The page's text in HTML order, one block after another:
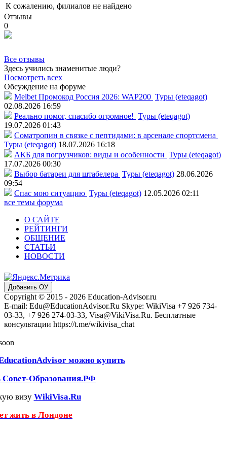
К сожалению, филиалов не найдено
Отзывы
0
Все отзывы
Здесь учились знаменитые люди?
Посмотреть всех
Обсуждение на форуме
Melbet Промокод Россия 2026: WAP200 Туры (eteqagot)
02.08.2026 16:59
Реально помог, спасибо огромное! Туры (eteqagot)
19.07.2026 01:43
Соматропин в связке с пептидами: в арсенале спортсмена
Туры (eteqagot) 18.07.2026 16:18
АКБ для погрузчиков: виды и особенности Туры (eteqagot)
17.07.2026 00:30
Выбор батареи для штабелера Туры (eteqagot) 28.06.2026
09:54
Спас мою ситуацию Туры (eteqagot) 12.05.2026 02:11
все темы форума
О САЙТЕ
РЕЙТИНГИ
ОБЩЕНИЕ
СТАТЬИ
НОВОСТИ
Добавить ОУ
Copyright © 2015 - 2026 Education-Advisor.ru
E-mail: Edu@EducationAdvisor.Ru Skype: WikiVisa +7 926 734-
03-33, +7 926 274-03-33, Visa@VikiVisa.Ru. Бесплатные
консультации https://t.me/wikivisa_chat
можно купить
Совет-Образования.РФ
визу WikiVisa.Ru
жить в Лондоне